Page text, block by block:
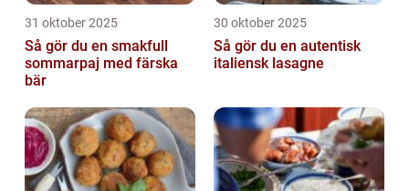
31 oktober 2025
Så gör du en smakfull
sommarpaj med färska
bär
30 oktober 2025
Så gör du en autentisk
italiensk lasagne